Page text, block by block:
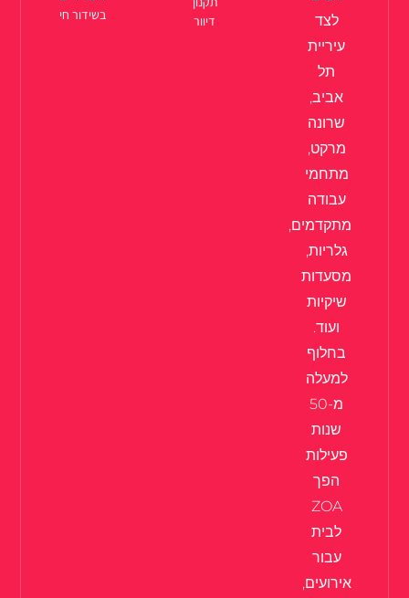
לצד
עיריית
תל
אביב,
שרונה
מרקט,
מתחמי
עבודה
מתקדמים,
גלריות,
מסעדות
שיקיות
ועוד.
בחלוף
למעלה
מ-50
שנות
פעילות
הפך
ZOA
לבית
עבור
אירועים,
דיוור
בשידור חי